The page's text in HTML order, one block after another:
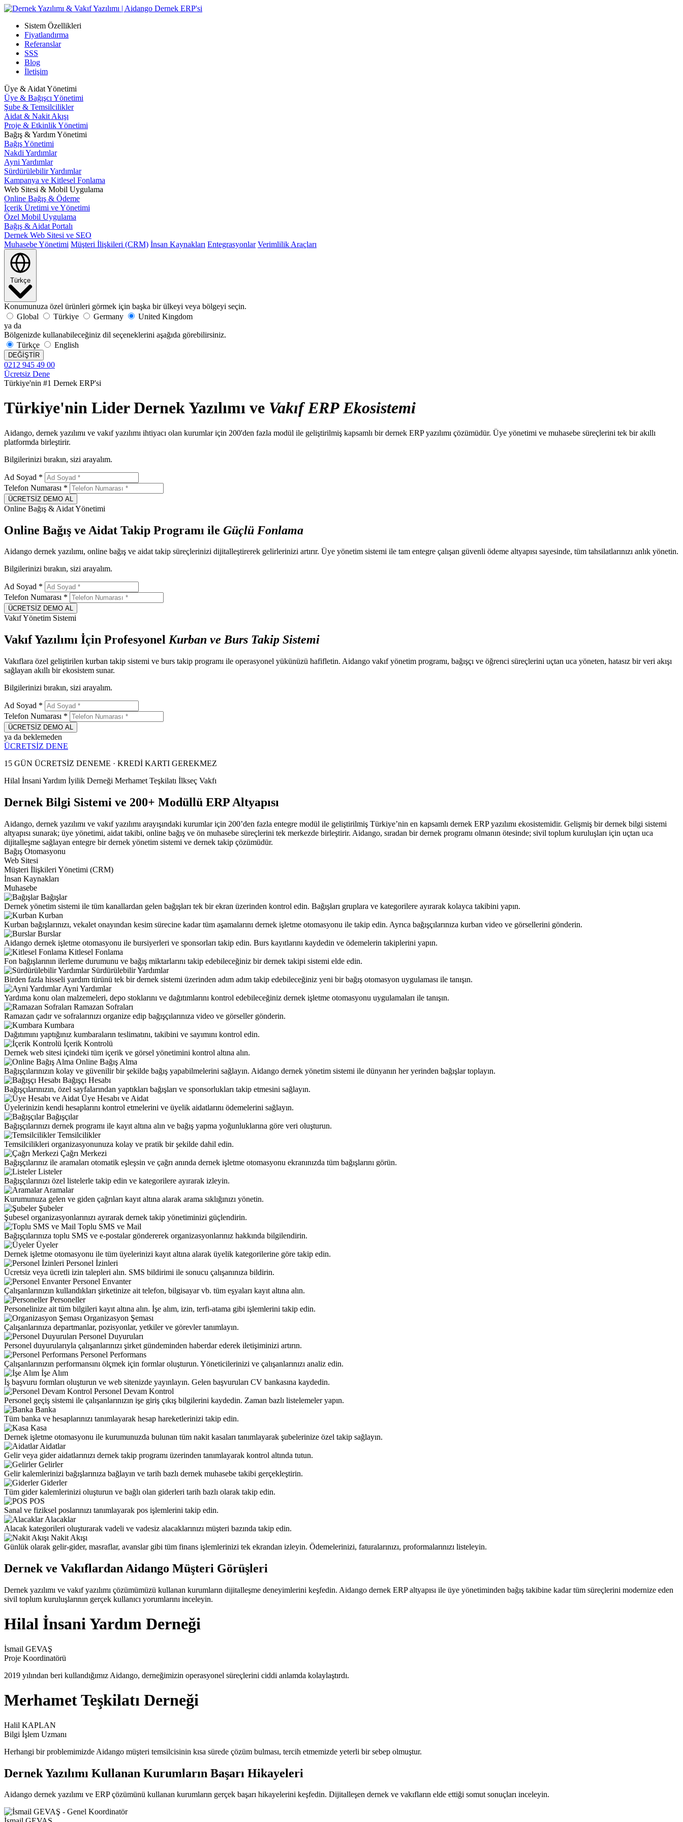
Sistem Özellikleri
Fiyatlandırma
Referanslar
SSS
Blog
İletişim
Üye & Aidat Yönetimi
Üye & Bağışcı Yönetimi
Şube & Temsilcilikler
Aidat & Nakit Akışı
Proje & Etkinlik Yönetimi
Bağış & Yardım Yönetimi
Bağış Yönetimi
Nakdi Yardımlar
Ayni Yardımlar
Sürdürülebilir Yardımlar
Kampanya ve Kitlesel Fonlama
Web Sitesi & Mobil Uygulama
Online Bağış & Ödeme
İçerik Üretimi ve Yönetimi
Özel Mobil Uygulama
Bağış & Aidat Portalı
Dernek Web Sitesi ve SEO
Muhasebe Yönetimi Müşteri İlişkileri (CRM) İnsan Kaynakları Entegrasyonlar Verimlilik Araçları
Türkçe
Konumunuza özel ürünleri görmek için başka bir ülkeyi veya bölgeyi seçin.
Global
Türkiye Germany
United Kingdom
ya da
Bölgenizde kullanabileceğiniz dil seçeneklerini aşağıda görebilirsiniz.
Türkçe
English
DEĞİŞTİR
0212 945 49 00
Ücretsiz Dene
Türkiye'nin #1 Dernek ERP'si
Türkiye'nin Lider Dernek Yazılımı ve VakıfERPEkosistemi
Aidango, dernek yazılımı ve vakıf yazılımı ihtiyacı olan kurumlar için 200'den fazla modül ile geliştirilmiş kapsamlı bir dernek ERP yazılımı çözümüdür. Üye yönetimi ve muhasebe süreçlerini tek bir akıllı
platformda birleştirir.
Bilgilerinizi bırakın, sizi arayalım.
Ad Soyad *
Telefon Numarası *
ÜCRETSİZ DEMO AL
Online Bağış & Aidat Yönetimi
Online Bağış ve Aidat Takip Programı ile Güçlü Fonlama
Aidango dernek yazılımı, online bağış ve aidat takip süreçlerinizi dijitalleştirerek gelirlerinizi artırır. Üye yönetim sistemi ile tam entegre çalışan güvenli ödeme altyapısı sayesinde, tüm tahsilatlarınızı anlık yönetin.
Bilgilerinizi bırakın, sizi arayalım.
Ad Soyad *
Telefon Numarası *
ÜCRETSİZ DEMO AL
Vakıf Yönetim Sistemi
Vakıf Yazılımı İçin Profesyonel Kurban veBurs Takip Sistemi
Vakıflara özel geliştirilen kurban takip sistemi ve burs takip programı ile operasyonel yükünüzü hafifletin. Aidango vakıf yönetim programı, bağışçı ve öğrenci süreçlerini uçtan uca yöneten, hatasız bir veri akışı
sağlayan akıllı bir ekosistem sunar.
Bilgilerinizi bırakın, sizi arayalım.
Ad Soyad *
Telefon Numarası *
ÜCRETSİZ DEMO AL
ya da beklemeden
ÜCRETSİZ DENE
15 GÜN ÜCRETSİZ DENEME · KREDİ KARTI GEREKMEZ
Hilal İnsani Yardım İyilik Derneği Merhamet Teşkilatı İlkseç Vakfı
Dernek Bilgi Sistemi ve 200+ Modüllü ERP Altyapısı
Aidango, dernek yazılımı ve vakıf yazılımı arayışındaki kurumlar için 200’den fazla entegre modül ile geliştirilmiş Türkiye’nin en kapsamlı dernek ERP yazılımı ekosistemidir. Gelişmiş bir dernek bilgi sistemi
altyapısı sunarak; üye yönetimi, aidat takibi, online bağış ve ön muhasebe süreçlerini tek merkezde birleştirir. Aidango, sıradan bir dernek programı olmanın ötesinde; sivil toplum kuruluşları için uçtan uca
dijitalleşme sağlayan entegre bir dernek yönetim sistemi ve dernek takip çözümüdür.
Bağış Otomasyonu
Web Sitesi
Müşteri İlişkileri Yönetimi (CRM)
İnsan Kaynakları
Muhasebe
Bağışlar
Dernek yönetim sistemi ile tüm kanallardan gelen bağışları tek bir ekran üzerinden kontrol edin. Bağışları gruplara ve kategorilere ayırarak kolayca takibini yapın.
Kurban
Kurban bağışlarınızı, vekalet onayından kesim sürecine kadar tüm aşamalarını dernek işletme otomasyonu ile takip edin. Ayrıca bağışçılarınıza kurban video ve görsellerini gönderin.
Burslar
Aidango dernek işletme otomasyonu ile bursiyerleri ve sponsorları takip edin. Burs kayıtlarını kaydedin ve ödemelerin takiplerini yapın.
Kitlesel Fonlama
Fon bağışlarının ilerleme durumunu ve bağış miktarlarını takip edebileceğiniz bir dernek takipi sistemi elde edin.
Sürdürülebilir Yardımlar
Birden fazla hisseli yardım türünü tek bir dernek sistemi üzerinden adım adım takip edebileceğiniz yeni bir bağış otomasyon uygulaması ile tanışın.
Ayni Yardımlar
Yardıma konu olan malzemeleri, depo stoklarını ve dağıtımlarını kontrol edebileceğiniz dernek işletme otomasyonu uygulamaları ile tanışın.
Ramazan Sofraları
Ramazan çadır ve sofralarınızı organize edip bağışçılarınıza video ve görseller gönderin.
Kumbara
Dağıtımını yaptığınız kumbaraların teslimatını, takibini ve sayımını kontrol edin.
İçerik Kontrolü
Dernek web sitesi içindeki tüm içerik ve görsel yönetimini kontrol altına alın.
Online Bağış Alma
Bağışçılarınızın kolay ve güvenilir bir şekilde bağış yapabilmelerini sağlayın. Aidango dernek yönetim sistemi ile dünyanın her yerinden bağışlar toplayın.
Bağışçı Hesabı
Bağışçılarınızın, özel sayfalarından yaptıkları bağışları ve sponsorlukları takip etmesini sağlayın.
Üye Hesabı ve Aidat
Üyelerinizin kendi hesaplarını kontrol etmelerini ve üyelik aidatlarını ödemelerini sağlayın.
Bağışçılar
Bağışçılarınızı dernek programı ile kayıt altına alın ve bağış yapma yoğunluklarına göre veri oluşturun.
Temsilcilikler
Temsilcilikleri organizasyonunuza kolay ve pratik bir şekilde dahil edin.
Çağrı Merkezi
Bağışçılarınız ile aramaları otomatik eşleşsin ve çağrı anında dernek işletme otomasyonu ekranınızda tüm bağışlarını görün.
Listeler
Bağışçılarınızı özel listelerle takip edin ve kategorilere ayırarak izleyin.
Aramalar
Kurumunuza gelen ve giden çağrıları kayıt altına alarak arama sıklığınızı yönetin.
Şubeler
Şubesel organizasyonlarınızı ayırarak dernek takip yönetiminizi güçlendirin.
Toplu SMS ve Mail
Bağışçılarınıza toplu SMS ve e-postalar göndererek organizasyonlarınız hakkında bilgilendirin.
Üyeler
Dernek işletme otomasyonu ile tüm üyelerinizi kayıt altına alarak üyelik kategorilerine göre takip edin.
Personel İzinleri
Ücretsiz veya ücretli izin talepleri alın. SMS bildirimi ile sonucu çalışanınıza bildirin.
Personel Envanter
Çalışanlarınızın kullandıkları şirketinize ait telefon, bilgisayar vb. tüm eşyaları kayıt altına alın.
Personeller
Personelinize ait tüm bilgileri kayıt altına alın. İşe alım, izin, terfi-atama gibi işlemlerini takip edin.
Organizasyon Şeması
Çalışanlarınıza departmanlar, pozisyonlar, yetkiler ve görevler tanımlayın.
Personel Duyuruları
Personel duyurularıyla çalışanlarınızı şirket gündeminden haberdar ederek iletişiminizi artırın.
Personel Performans
Çalışanlarınızın performansını ölçmek için formlar oluşturun. Yöneticilerinizi ve çalışanlarınızı analiz edin.
İşe Alım
İş başvuru formları oluşturun ve web sitenizde yayınlayın. Gelen başvuruları CV bankasına kaydedin.
Personel Devam Kontrol
Personel geçiş sistemi ile çalışanlarınızın işe giriş çıkış bilgilerini kaydedin. Zaman bazlı listelemeler yapın.
Banka
Tüm banka ve hesaplarınızı tanımlayarak hesap hareketlerinizi takip edin.
Kasa
Dernek işletme otomasyonu ile kurumunuzda bulunan tüm nakit kasaları tanımlayarak şubelerinize özel takip sağlayın.
Aidatlar
Gelir veya gider aidatlarınızı dernek takip programı üzerinden tanımlayarak kontrol altında tutun.
Gelirler
Gelir kalemlerinizi bağışlarınıza bağlayın ve tarih bazlı dernek muhasebe takibi gerçekleştirin.
Giderler
Tüm gider kalemlerinizi oluşturun ve bağlı olan giderleri tarih bazlı olarak takip edin.
POS
Sanal ve fiziksel poslarınızı tanımlayarak pos işlemlerini takip edin.
Alacaklar
Alacak kategorileri oluşturarak vadeli ve vadesiz alacaklarınızı müşteri bazında takip edin.
Nakit Akışı
Günlük olarak gelir-gider, masraflar, avanslar gibi tüm finans işlemlerinizi tek ekrandan izleyin. Ödemelerinizi, faturalarınızı, proformalarınızı listeleyin.
Dernek ve Vakıflardan Aidango Müşteri Görüşleri
Dernek yazılımı ve vakıf yazılımı çözümümüzü kullanan kurumların dijitalleşme deneyimlerini keşfedin. Aidango dernek ERP altyapısı ile üye yönetiminden bağış takibine kadar tüm süreçlerini modernize eden
sivil toplum kuruluşlarının gerçek kullanıcı yorumlarını inceleyin.
Hilal İnsani Yardım Derneği
İsmail GEVAŞ
Proje Koordinatörü
2019 yılından beri kullandığımız Aidango, derneğimizin operasyonel süreçlerini ciddi anlamda kolaylaştırdı.
Merhamet Teşkilatı Derneği
Halil KAPLAN
Bilgi İşlem Uzmanı
Herhangi bir problemimizde Aidango müşteri temsilcisinin kısa sürede çözüm bulması, tercih etmemizde yeterli bir sebep olmuştur.
Dernek Yazılımı Kullanan Kurumların Başarı Hikayeleri
Aidango dernek yazılımı ve ERP çözümünü kullanan kurumların gerçek başarı hikayelerini keşfedin. Dijitalleşen dernek ve vakıfların elde ettiği somut sonuçları inceleyin.